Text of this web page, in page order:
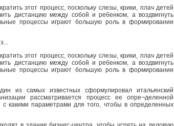
этот процесс, поскольку слезы, крики, плач детей
дистанцию между собой и ребенком, а воздвигнуть
процессы играют большую роль в формировании
этот процесс, поскольку слезы, крики, плач детей
дистанцию между собой и ребенком, а воздвигнуть
процессы играют большую роль в формировании
из самых известных сформулировал итальянский
рассматривается процесс ее опре¬деленной
какими параметрами для того, чтобы в определенных